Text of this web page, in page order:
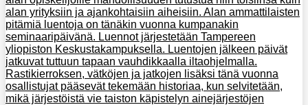
alan yrityksiin ja ajankohtaisiin aiheisiin. Alan ammattilaisten
pitämiä luentoja on tänäkin vuonna kumpanakin
seminaaripäivänä. Luennot järjestetään Tampereen
yliopiston Keskustakampuksella. Luentojen jälkeen päivät
jatkuvat tuttuun tapaan vauhdikkaalla iltaohjelmalla.
Rastikierroksen, vätköjen ja jatkojen lisäksi tänä vuonna
osallistujat pääsevät tekemään historiaa, kun selvitetään,
mikä järjestöistä vie taiston käpistelyn ainejärjestöjen